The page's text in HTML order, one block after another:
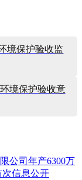
境保护验收监
境保护验收意
公司年产6300万
次信息公开